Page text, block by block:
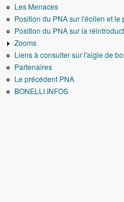
Les Menaces
Position du PNA sur l'éolien et le
Position du PNA sur la
Zooms
Liens à consulter sur l'aigle de
Partenaires
Le précédent PNA
BONELLI INFOS